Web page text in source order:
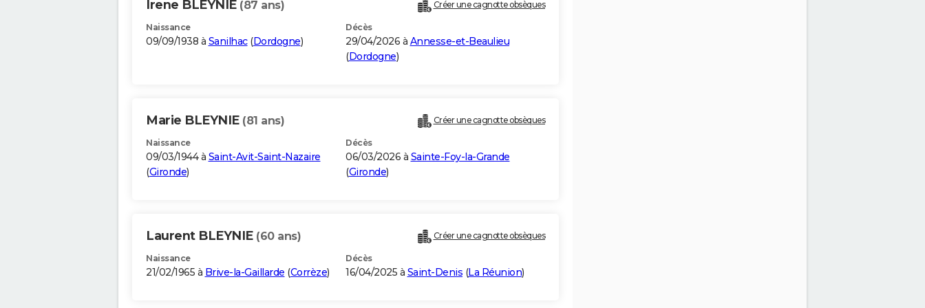
Irene BLEYNIE (87 ans) Créer une cagnotte obsèques
Naissance
09/09/1938 à Sanilhac(Dordogne)
Décès
29/04/2026 à Annesse-et-Beaulieu
(Dordogne)
Marie BLEYNIE (81 ans) Créer une cagnotte obsèques
Naissance
09/03/1944 à Saint-Avit-Saint-Nazaire
(Gironde)
Décès
06/03/2026 à Sainte-Foy-la-Grande
(Gironde)
Laurent BLEYNIE (60 ans) Créer une cagnotte obsèques
Naissance
21/02/1965 à Brive-la-Gaillarde (Corrèze)
Décès
16/04/2025 à Saint-Denis (La Réunion)